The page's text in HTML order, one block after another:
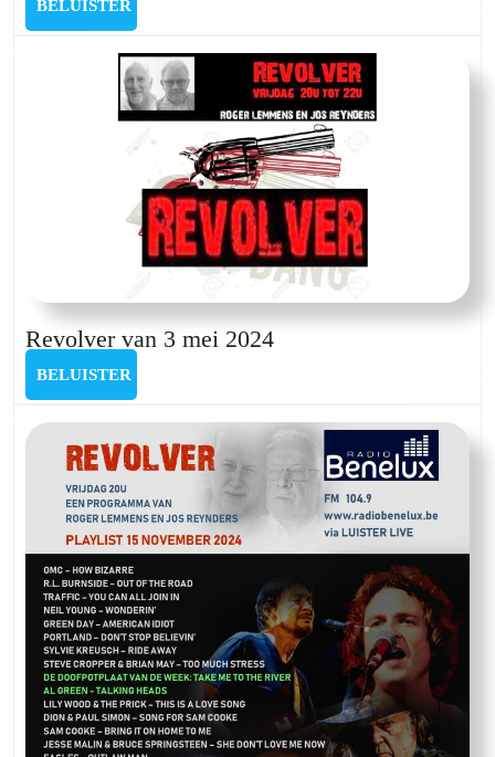
april
BELUISTER
Revolver van 3 mei 2024Revolver
mei
2024
BELUISTER